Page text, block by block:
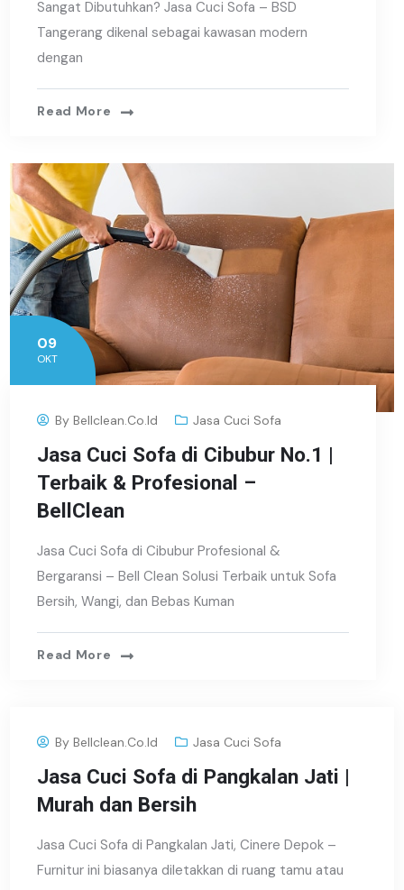
Sangat Dibutuhkan? Jasa Cuci Sofa – BSD
Tangerang dikenal sebagai kawasan modern
dengan
Read More
09
OKT
ByBellclean.co.id Jasa Cuci Sofa
Jasa Cuci Sofa di Cibubur No.1 |
Terbaik & Profesional –
BellClean
Jasa Cuci Sofa di Cibubur Profesional &
Bergaransi – Bell Clean Solusi Terbaik untuk Sofa
Bersih, Wangi, dan Bebas Kuman
Read More
ByBellclean.co.id Jasa Cuci Sofa
Jasa Cuci Sofa di Pangkalan Jati |
Murah dan Bersih
Jasa Cuci Sofa di Pangkalan Jati, Cinere Depok –
Furnitur ini biasanya diletakkan di ruang tamu atau